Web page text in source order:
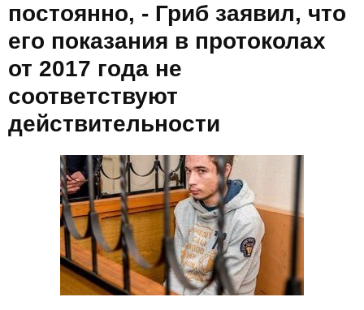
постоянно, - Гриб заявил, что
его показания в протоколах
от 2017 года не
соответствуют
действительности